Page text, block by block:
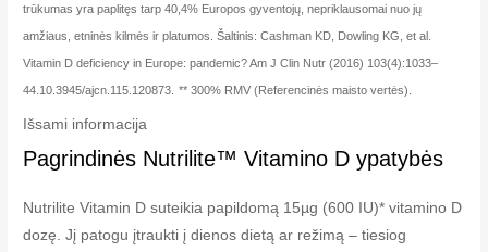
trūkumas yra paplitęs tarp 40,4% Europos gyventojų, nepriklausomai nuo jų
amžiaus, etninės kilmės ir platumos. Šaltinis: Cashman KD, Dowling KG, et al.
Vitamin D deficiency in Europe: pandemic? Am J Clin Nutr (2016) 103(4):1033–
44.10.3945/ajcn.115.120873. ** 300% RMV (Referencinės maisto vertės).
Išsami informacija
Pagrindinės Nutrilite™ Vitamino D ypatybės
Nutrilite Vitamin D suteikia papildomą 15µg (600 IU)* vitamino D
dozę. Jį patogu įtraukti į dienos dietą ar režimą – tiesiog